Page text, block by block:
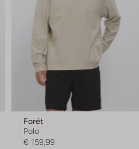
Forét
Polo
€ 159,99